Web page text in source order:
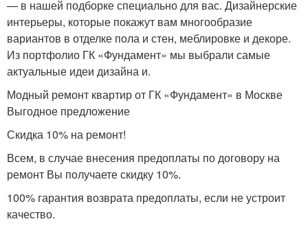
— в нашей подборке специально для вас. Дизайнерские
интерьеры, которые покажут вам многообразие
вариантов в отделке пола и стен, меблировке и декоре.
Из портфолио ГК «Фундамент» мы выбрали самые
актуальные идеи дизайна и.
Модный ремонт квартир от ГК «Фундамент» в Москве
Выгодное предложение
Скидка 10% на ремонт!
Всем, в случае внесения предоплаты по договору на
ремонт Вы получаете скидку 10%.
100% гарантия возврата предоплаты, если не устроит
качество.